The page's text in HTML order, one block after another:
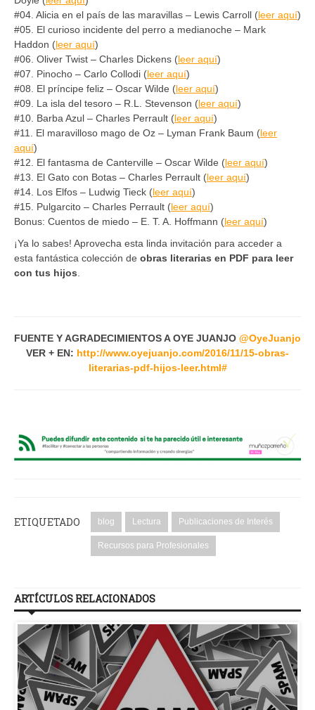
#04. Alicia en el país de las maravillas – Lewis Carroll (leer aquí)
#05. El curioso incidente del perro a medianoche – Mark
Haddon (leer aquí)
#06. Oliver Twist – Charles Dickens (leer aquí)
#07. Pinocho – Carlo Collodi (leer aquí)
#08. El príncipe feliz – Oscar Wilde (leer aquí)
#09. La isla del tesoro – R.L. Stevenson (leer aquí)
#10. Barba Azul – Charles Perrault (leer aquí)
#11. El maravilloso mago de Oz – Lyman Frank Baum (leer
aquí)
#12. El fantasma de Canterville – Oscar Wilde (leer aquí)
#13. El Gato con Botas – Charles Perrault (leer aquí)
#14. Los Elfos – Ludwig Tieck (leer aquí)
#15. Pulgarcito – Charles Perrault (leer aquí)
Bonus: Cuentos de miedo – E. T. A. Hoffmann (leer aquí)
¡Ya lo sabes! Aprovecha esta linda invitación para acceder a
esta fantástica colección de obras literarias en PDF para leer
con tus hijos
FUENTE Y AGRADECIMIENTOS A OYE JUANJO @OyeJuanjo
VER + EN: http://www.oyejuanjo.com/2016/11/15-obras-
literarias-pdf-hijos-leer.html#
ETIQUETADO blog Lectura Publicaciones de Interés
Recursos para Profesionales
ARTÍCULOS RELACIONADOS